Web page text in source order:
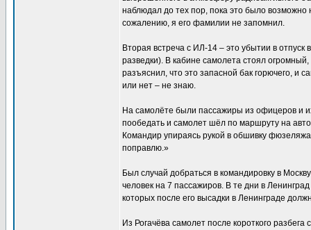
наблюдал до тех пор, пока это было
сожалению, я его фамилии не запомнил.
Вторая встреча с ИЛ-14 – это убытии в
разведки). В кабине самолета стоял
разъяснил, что это запасной бак горючего, и
или нет – не знаю.
На самолёте были пассажиры из офицеров и
пообедать и самолет шёл по маршруту на
Командир упираясь рукой в обшивку
поправлю.»
Был случай добраться в командировку в
человек на 7 пассажиров. В те дни в
которых после его высадки в Ленинграде
Из Рогачёва самолет после короткого